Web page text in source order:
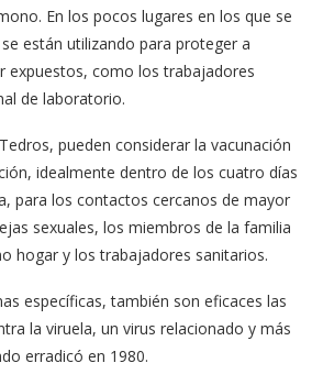
En los pocos lugares en los que se
están utilizando para proteger a
expuestos, como los trabajadores
de laboratorio.
pueden considerar la vacunación
idealmente dentro de los cuatro días
para los contactos cercanos de mayor
sexuales, los miembros de la familia
hogar y los trabajadores sanitarios.
específicas, también son eficaces las
la viruela, un virus relacionado y más
erradicó en 1980.